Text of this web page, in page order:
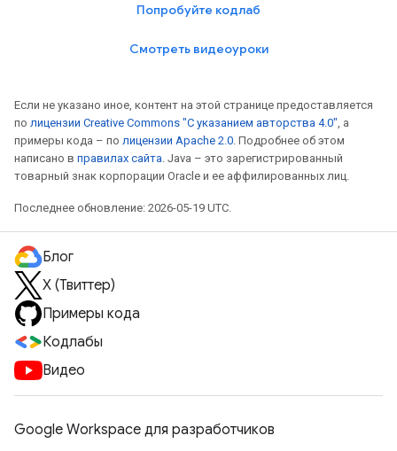
Попробуйте кодлаб
Смотреть видеоуроки
Если не указано иное, контент на этой странице предоставляется
по лицензии Creative Commons "С указанием авторства 4.0" , а
примеры кода – по лицензии Apache 2.0 . Подробнее об этом
написано в правилах сайта . Java – это зарегистрированный
товарный знак корпорации Oracle и ее аффилированных лиц.
Последнее обновление: 2026-05-19 UTC.
Блог
X (Твиттер)
Примеры кода
Кодлабы
Видео
Google Workspace для разработчиков